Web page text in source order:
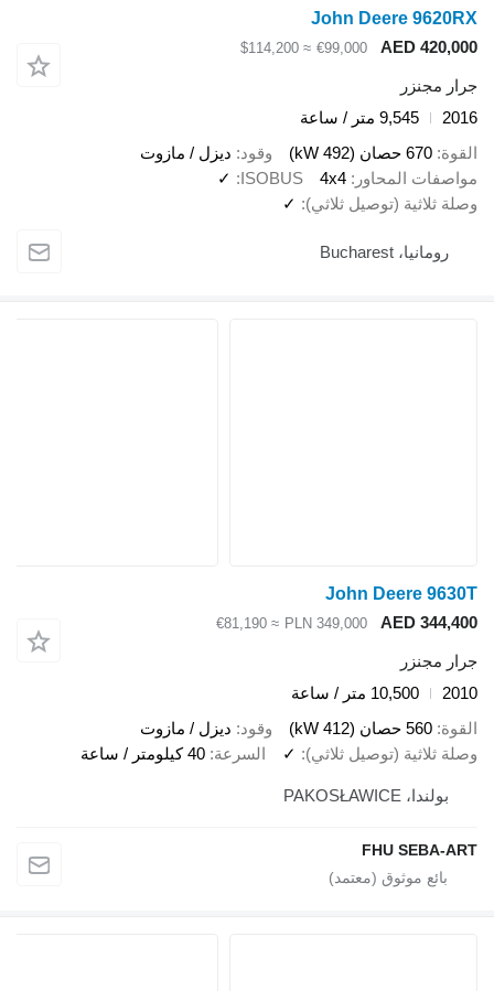
John Deere 9620RX
AED 420,000
€99,000
≈ $114,200
جرار مجنزر
2016
9,545 متر / ساعة
القوة 670 حصان (492 kW) وقود ديزل / مازوت
مواصفات المحاور
4x4
ISOBUS
✓
وصلة ثلاثية (توصيل ثلاثي)
✓
رومانيا، Bucharest
John Deere 9630T
AED 344,400
PLN 349,000
≈ €81,190
جرار مجنزر
2010
10,500 متر / ساعة
القوة 560 حصان (412 kW) وقود ديزل / مازوت
وصلة ثلاثية (توصيل ثلاثي)
✓ السرعة 40 كيلومتر / ساعة
بولندا، PAKOSŁAWICE
FHU SEBA-ART